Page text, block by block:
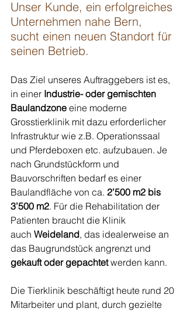
Unser Kunde, ein erfolgreiches
Unternehmen nahe Bern,
sucht einen neuen Standort für
seinen Betrieb.
Das Ziel unseres Auftraggebers ist es,
in einer Industrie- oder gemischten
Baulandzone eine moderne
Grosstierklinik mit dazu erforderlicher
Infrastruktur wie z.B. Operationssaal
und Pferdeboxen etc. aufzubauen. Je
nach Grundstückform und
Bauvorschriften bedarf es einer
Baulandfläche von ca. 2’500 m2 bis
3’500 m2. Für die Rehabilitation der
Patienten braucht die Klinik
auch Weideland, das idealerweise an
das Baugrundstück angrenzt und
gekauft oder gepachtet werden kann.
Die Tierklinik beschäftigt heute rund 20
Mitarbeiter und plant, durch gezielte